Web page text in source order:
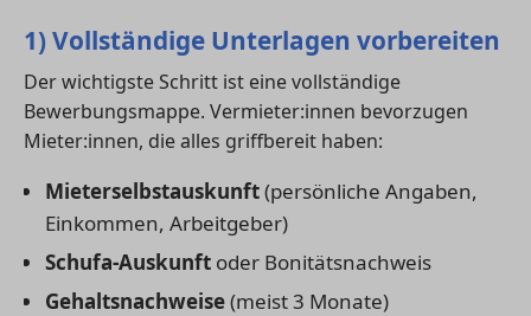
1) Vollständige Unterlagen vorbereiten
Der wichtigste Schritt ist eine vollständige
Bewerbungsmappe. Vermieter:innen bevorzugen
Mieter:innen, die alles griffbereit haben:
Mieterselbstauskunft(persönliche Angaben,
Einkommen, Arbeitgeber)
Schufa-Auskunftoder Bonitätsnachweis
Gehaltsnachweise(meist 3 Monate)